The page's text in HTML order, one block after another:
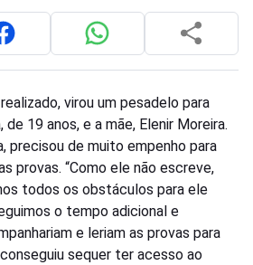
virou um pesadelo para
de 19 anos, e a mãe, Elenir Moreira.
precisou de muito empenho para
provas. “Como ele não escreve,
todos os obstáculos para ele
o tempo adicional e
e leriam as provas para
sequer ter acesso ao